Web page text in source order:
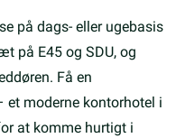
på dags- eller ugebasis
på E45 og SDU, og
Få en
et moderne kontorhotel i
at komme hurtigt i